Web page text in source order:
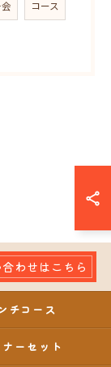
コース
わせはこちら
チコース
ーセット